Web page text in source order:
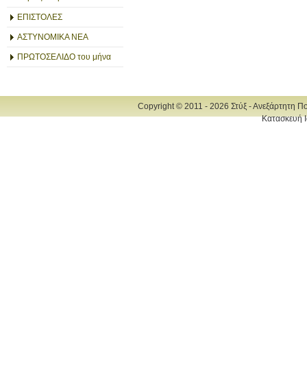
ΕΠΙΣΤΟΛΕΣ
ΑΣΤΥΝΟΜΙΚΑ ΝΕΑ
ΠΡΩΤΟΣΕΛΙΔΟ του μήνα
Copyright © 2011 - 2026 Στύξ - Ανεξάρτητη
Κατασκευή